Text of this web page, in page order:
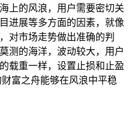
上的风浪，用户需要密切关
进展等多方面的因素，就像
对市场走势做出准确的判
测的海洋，波动较大，用户
载重一样，设置止损和止盈
富之舟能够在风浪中平稳